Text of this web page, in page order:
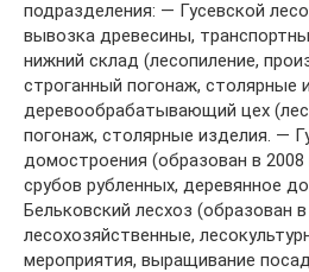
подразделения: — Гусевской
вывозка древесины,
нижний склад (лесопиление,
строганный погонаж, столярные
деревообрабатывающий цех
погонаж, столярные изделия. —
домостроения (образован в 2008
срубов рубленных, деревянное
Бельковский лесхоз (образован
лесохозяйственные,
мероприятия, выращивание